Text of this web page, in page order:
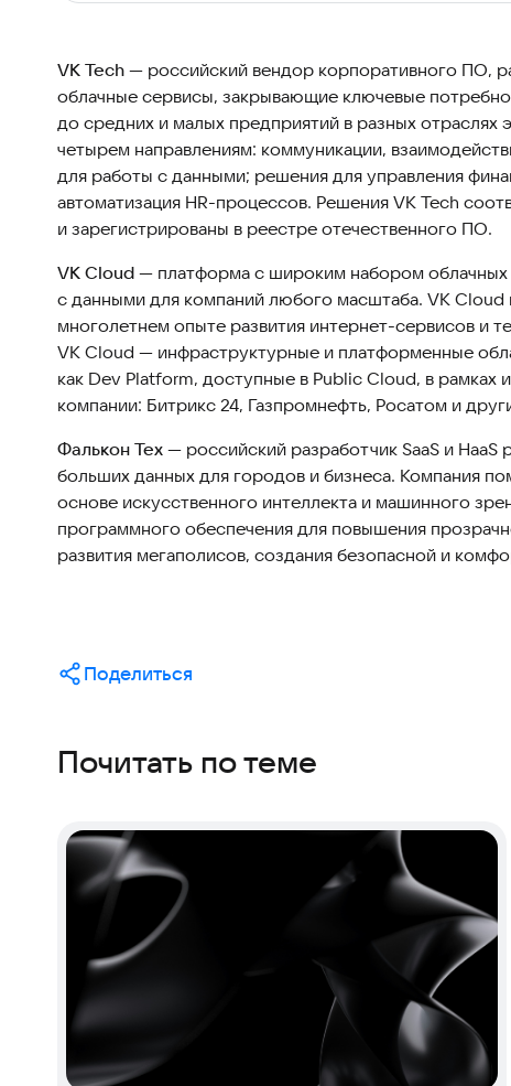
VK Tech — российский вендор корпоративного ПО,
облачные сервисы, закрывающие ключевые
до средних и малых предприятий в разных
четырем направлениям: коммуникации,
для работы с данными; решения для управления
автоматизация HR-процессов. Решения VK Tech
и зарегистрированы в реестре отечественного ПО.
VK Cloud — платформа с широким набором
с данными для компаний любого масштаба. VK Cloud
многолетнем опыте развития интернет-сервисов и
VK Cloud — инфраструктурные и платформенные
как Dev Platform, доступные в Public Cloud, в рамках
компании: Битрикс 24, Газпромнефть, Росатом и
Фалькон Тех — российский разработчик SaaS и
больших данных для городов и бизнеса. Компания
основе искусственного интеллекта и машинного
программного обеспечения для повышения
развития мегаполисов, создания безопасной и
Поделиться
Почитать по теме